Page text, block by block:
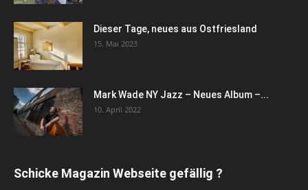
Dieser Tage, neues aus Ostfriesland
15. Mai 2023
Mark Wade NY Jazz – Neues Album –...
10. April 2022
Schicke Magazin Webseite gefällig ?